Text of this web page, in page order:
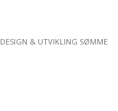
DESIGN & UTVIKLING SØMME